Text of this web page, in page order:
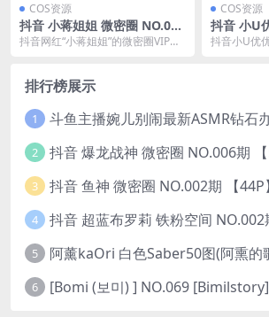
COS资源
抖音 小蒋姐姐 微密圈 NO.023
期 【30P】(抖音 蒋小姨)
抖音网红“小蒋姐姐”的微密圈VIP嘉
COS资源
抖音 小U
O.057期
抖音小U优
排行榜展示
1
2
3
4
5 阿薰kaOri 白色Saber50图(阿熏的
6